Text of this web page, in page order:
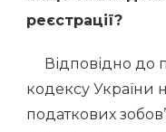
реєстрації?
Відповідно до п.
кодексу України
податкових